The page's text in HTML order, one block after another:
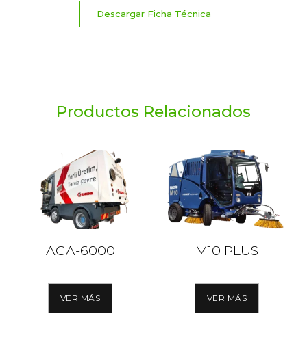
Descargar Ficha Técnica
Productos Relacionados
AGA-6000
VER MÁS
M10 PLUS
VER MÁS